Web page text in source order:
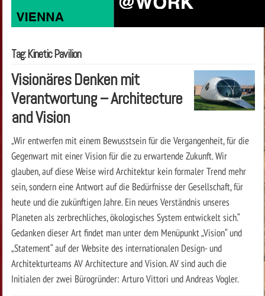
Tag: Kinetic Pavilion
Visionäres Denken mit
Verantwortung – Architecture
and Vision
„Wir entwerfen mit einem Bewusstsein für die Vergangenheit, für die
Gegenwart mit einer Vision für die zu erwartende Zukunft. Wir
glauben, auf diese Weise wird Architektur kein formaler Trend mehr
sein, sondern eine Antwort auf die Bedürfnisse der Gesellschaft, für
heute und die zukünftigen Jahre. Ein neues Verständnis unseres
Planeten als zerbrechliches, ökologisches System entwickelt sich.“
Gedanken dieser Art findet man unter dem Menüpunkt „Vision“ und
„Statement“ auf der Website des internationalen Design- und
Architekturteams AV Architecture and Vision. AV sind auch die
Initialen der zwei Bürogründer: Arturo Vittori und Andreas Vogler.